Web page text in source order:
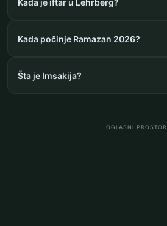
Kada je iftar u Lehrberg?
Kada počinje Ramazan 2026?
Šta je Imsakija?
OGLASNI PROSTOR